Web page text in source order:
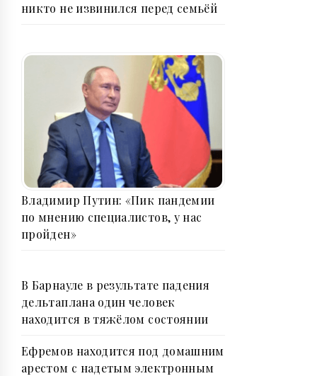
никто не извинился перед семьёй
Владимир Путин: «Пик пандемии
по мнению специалистов, у нас
пройден»
В Барнауле в результате падения
дельтаплана один человек
находится в тяжёлом состоянии
Ефремов находится под домашним
арестом с надетым электронным